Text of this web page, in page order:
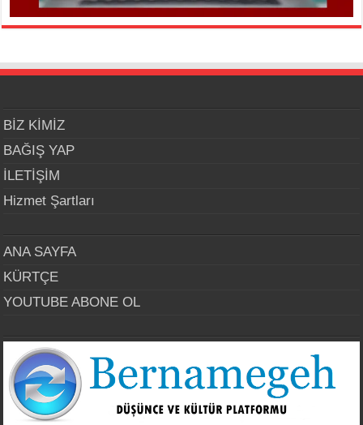
BİZ KİMİZ
BAĞIŞ YAP
İLETİŞİM
Hizmet Şartları
ANA SAYFA
KÜRTÇE
YOUTUBE ABONE OL